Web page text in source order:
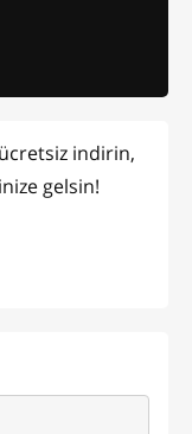
indirin,
gelsin!